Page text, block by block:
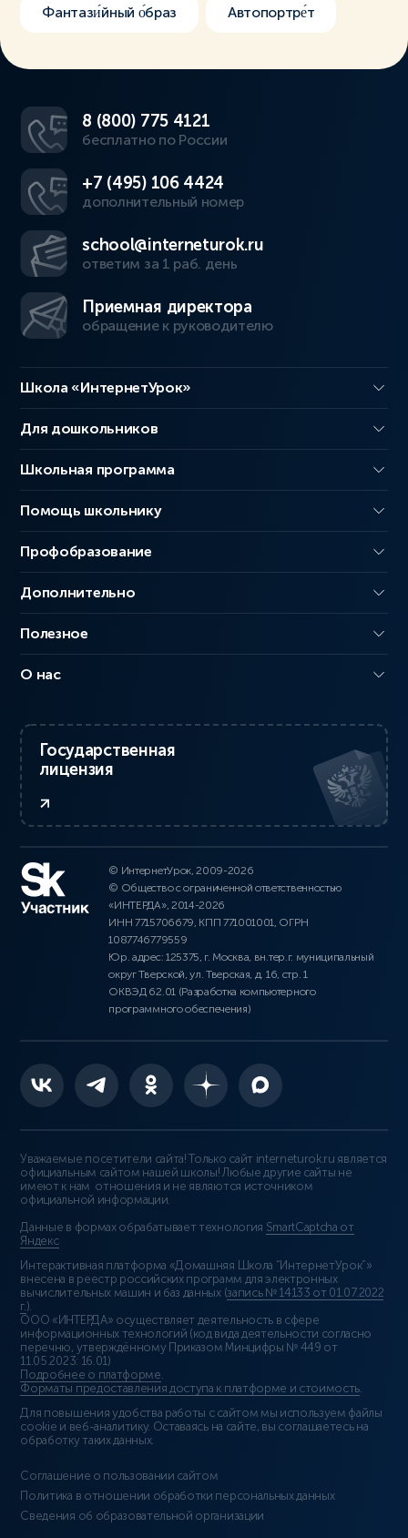
Фантази́йный о́браз Автопортре́т
8 (800) 775 4121
бесплатно по России
+7 (495) 106 4424
дополнительный номер
school@interneturok.ru
ответим за 1 раб. день
Приемная директора
обращение к руководителю
Школа «ИнтернетУрок»
Для дошкольников
Школьная программа
Помощь школьнику
Профобразование
Дополнительно
Полезное
О нас
Государственная
лицензия
© ИнтернетУрок, 2009-2026
© Общество с ограниченной ответственностью
«ИНТЕРДА», 2014-2026
ИНН 7715706679, КПП 771001001, ОГРН
1087746779559
Юр. адрес: 125375, г. Москва, вн.тер.г. муниципальный
округ Тверской, ул. Тверская, д. 16, стр. 1
ОКВЭД 62.01 (Разработка компьютерного
программного обеспечения)
Уважаемые посетители сайта! Только сайт interneturok.ru является
официальным сайтом нашей школы! Любые другие сайты не
имеют к нам отношения и не являются источником
официальной информации.
Данные в формах обрабатывает технология SmartCaptcha от
Яндекс
Интерактивная платформа «Домашняя Школа “ИнтернетУрок”»
внесена в реестр российских программ для электронных
вычислительных машин и баз данных (запись № 14133 от 01.07.2022
г.).
ООО «ИНТЕРДА» осуществляет деятельность в сфере
информационных технологий (код вида деятельности согласно
перечню, утверждённому Приказом Минцифры № 449 от
11.05.2023: 16.01)
Подробнее о платформе.
Форматы предоставления доступа к платформе и стоимость.
Для повышения удобства работы с сайтом мы используем файлы
cookie и веб-аналитику. Оставаясь на сайте, вы соглашаетесь на
обработку таких данных.
Соглашение о пользовании сайтом
Политика в отношении обработки персональных данных
Сведения об образовательной организации